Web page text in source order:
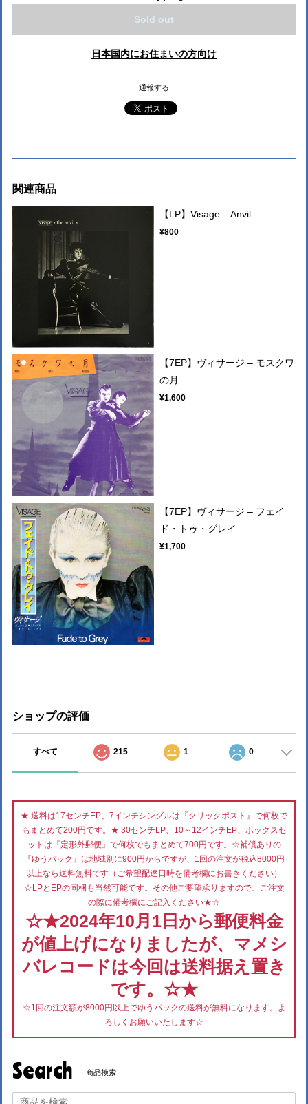
Sold out
日本国内にお住まいの方向け
通報する
関連商品
【LP】Visage – Anvil
¥800
【7EP】ヴィサージ – モスクワ
の月
¥1,600
【7EP】ヴィサージ – フェイ
ド・トゥ・グレイ
¥1,700
ショップの評価
すべて 215 1 0
★ 送料は17センチEP、7インチシングルは『クリックポスト』で何枚で
もまとめて200円です。★ 30センチLP、10～12インチEP、ボックスセ
ットは『定形外郵便』で何枚でもまとめて700円です。☆補償ありの
『ゆうパック』は地域別に900円からですが、1回の注文が税込8000円
以上なら送料無料です（ご希望配達日時を備考欄にお書きください）
☆LPとEPの同梱も当然可能です。その他ご要望承りますので、ご注文
の際に備考欄にご記入ください★☆
☆★2024年10月1日から郵便料金
が値上げになりましたが、マメシ
バレコードは今回は送料据え置き
です。☆★
☆1回の注文額が8000円以上でゆうパックの送料が無料になります。よ
ろしくお願いいたします☆
Search 商品検索